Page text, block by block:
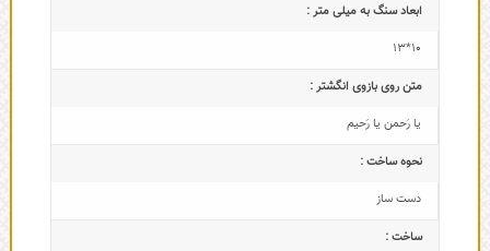
ابعاد سنگ به میلی متر :
10*13
متن روی بازوی انگشتر :
یا رَحمن یا رَحیم
نحوه ساخت :
دست ساز
ساخت :